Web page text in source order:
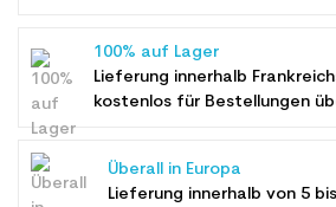
100% auf Lager
Lieferung innerhalb
kostenlos für Bestellungen
Überall in Europa
Lieferung innerhalb von 5